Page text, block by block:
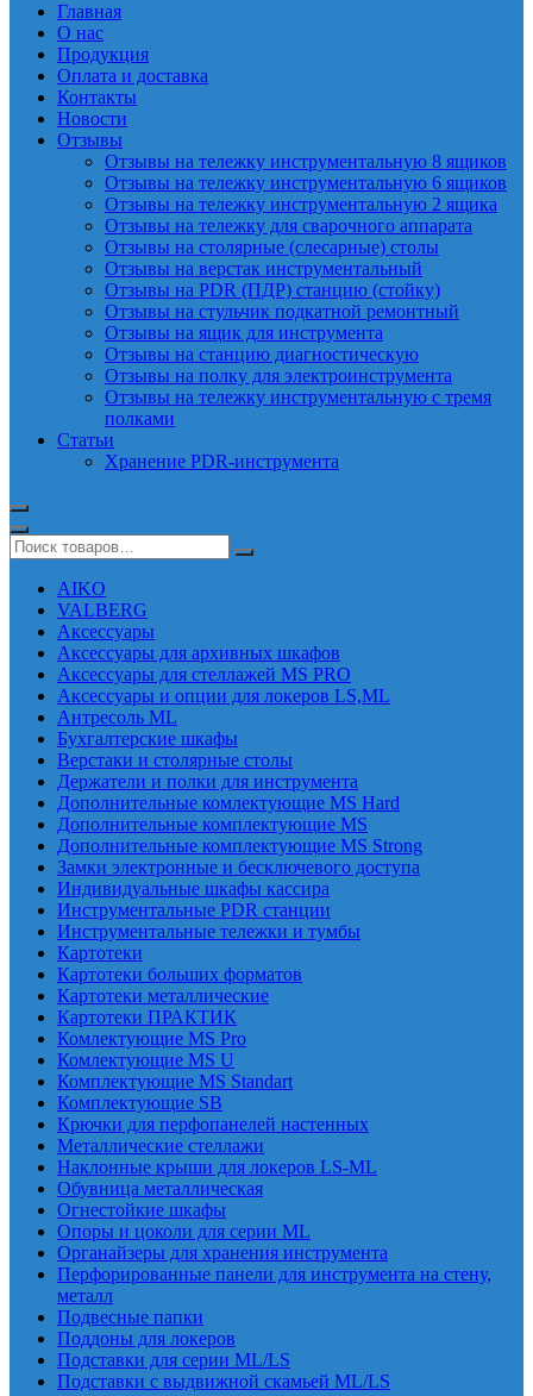
Главная
О нас
Продукция
Оплата и доставка
Контакты
Новости
Отзывы
Отзывы на тележку инструментальную 8 ящиков
Отзывы на тележку инструментальную 6 ящиков
Отзывы на тележку инструментальную 2 ящика
Отзывы на тележку для сварочного аппарата
Отзывы на столярные (слесарные) столы
Отзывы на верстак инструментальный
Отзывы на PDR (ПДР) станцию (стойку)
Отзывы на стульчик подкатной ремонтный
Отзывы на ящик для инструмента
Отзывы на станцию диагностическую
Отзывы на полку для электроинструмента
Отзывы на тележку инструментальную с тремя
полками
Статьи
Хранение PDR-инструмента
AIKO
VALBERG
Аксессуары
Аксессуары для архивных шкафов
Аксессуары для стеллажей MS PRO
Аксессуары и опции для локеров LS,ML
Антресоль ML
Бухгалтерские шкафы
Верстаки и столярные столы
Держатели и полки для инструмента
Дополнительные комлектующие MS Hard
Дополнительные комплектующие MS
Дополнительные комплектующие MS Strong
Замки электронные и бесключевого доступа
Индивидуальные шкафы кассира
Инструментальные PDR станции
Инструментальные тележки и тумбы
Картотеки
Картотеки больших форматов
Картотеки металлические
Картотеки ПРАКТИК
Комлектующие MS Pro
Комлектующие MS U
Комплектующие MS Standart
Комплектующие SB
Крючки для перфопанелей настенных
Металлические стеллажи
Наклонные крыши для локеров LS-ML
Обувница металлическая
Огнестойкие шкафы
Опоры и цоколи для серии ML
Органайзеры для хранения инструмента
Перфорированные панели для инструмента на стену,
металл
Подвесные папки
Поддоны для локеров
Подставки для серии ML/LS
Подставки с выдвижной скамьей ML/LS